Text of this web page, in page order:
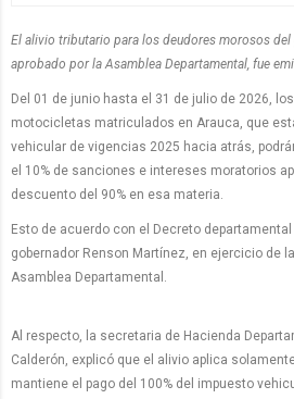
El alivio tributario para los deudores morosos del
aprobado por la Asamblea Departamental, fue
Del 01 de junio hasta el 31 de julio de 2026,
motocicletas matriculados en Arauca, que
vehicular de vigencias 2025 hacia atrás,
el 10% de sanciones e intereses moratorios
descuento del 90% en esa materia.
Esto de acuerdo con el Decreto departamental
gobernador Renson Martínez, en ejercicio de
Asamblea
Al respecto, la secretaria de Hacienda
Calderón, explicó que el alivio aplica
mantiene el pago del 100% del impuesto